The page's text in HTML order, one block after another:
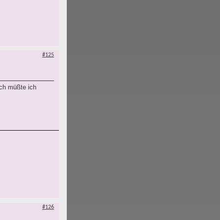
#125
müßte ich
#126